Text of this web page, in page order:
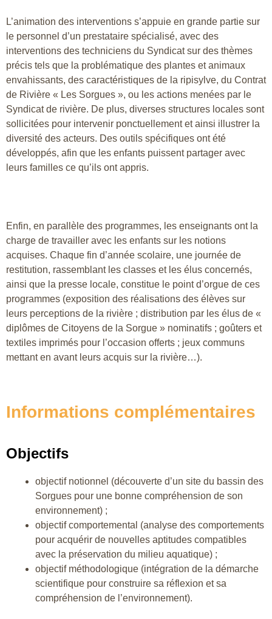
L’animation des interventions s’appuie en grande partie sur
le personnel d’un prestataire spécialisé, avec des
interventions des techniciens du Syndicat sur des thèmes
précis tels que la problématique des plantes et animaux
envahissants, des caractéristiques de la ripisylve, du Contrat
de Rivière « Les Sorgues », ou les actions menées par le
Syndicat de rivière. De plus, diverses structures locales sont
sollicitées pour intervenir ponctuellement et ainsi illustrer la
diversité des acteurs. Des outils spécifiques ont été
développés, afin que les enfants puissent partager avec
leurs familles ce qu’ils ont appris.
Enfin, en parallèle des programmes, les enseignants ont la
charge de travailler avec les enfants sur les notions
acquises. Chaque fin d’année scolaire, une journée de
restitution, rassemblant les classes et les élus concernés,
ainsi que la presse locale, constitue le point d’orgue de ces
programmes (exposition des réalisations des élèves sur
leurs perceptions de la rivière ; distribution par les élus de «
diplômes de Citoyens de la Sorgue » nominatifs ; goûters et
textiles imprimés pour l’occasion offerts ; jeux communs
mettant en avant leurs acquis sur la rivière…).
Informations complémentaires
Objectifs
objectif notionnel (découverte d’un site du bassin des
Sorgues pour une bonne compréhension de son
environnement) ;
objectif comportemental (analyse des comportements
pour acquérir de nouvelles aptitudes compatibles
avec la préservation du milieu aquatique) ;
objectif méthodologique (intégration de la démarche
scientifique pour construire sa réflexion et sa
compréhension de l’environnement).